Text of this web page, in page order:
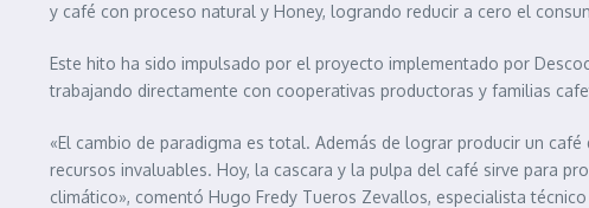
y café con proceso natural y Honey, logrando reducir a cero el
Este hito ha sido impulsado por el proyecto implementado por
trabajando directamente con cooperativas productoras y familias
«El cambio de paradigma es total. Además de lograr producir un
recursos invaluables. Hoy, la cascara y la pulpa del café sirve para
climático», comentó Hugo Fredy Tueros Zevallos, especialista